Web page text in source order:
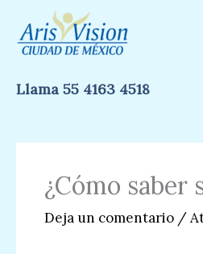
contenido
Llama 55 4163 4518
¿Cómo
Deja un comentario /